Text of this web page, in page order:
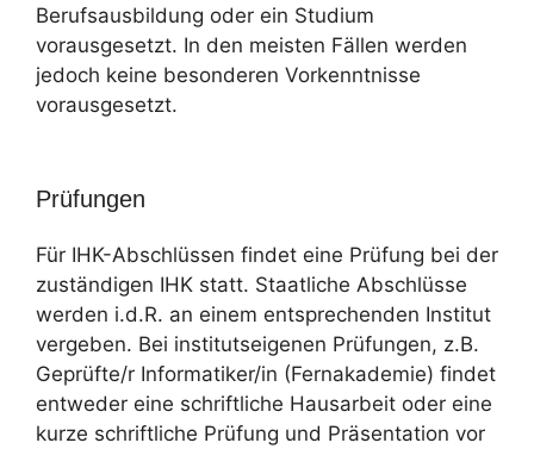
Berufsausbildung oder ein Studium
vorausgesetzt. In den meisten Fällen werden
jedoch keine besonderen Vorkenntnisse
vorausgesetzt.
Prüfungen
Für IHK-Abschlüssen findet eine Prüfung bei der
zuständigen IHK statt. Staatliche Abschlüsse
werden i.d.R. an einem entsprechenden Institut
vergeben. Bei institutseigenen Prüfungen, z.B.
Geprüfte/r Informatiker/in (Fernakademie) findet
entweder eine schriftliche Hausarbeit oder eine
kurze schriftliche Prüfung und Präsentation vor